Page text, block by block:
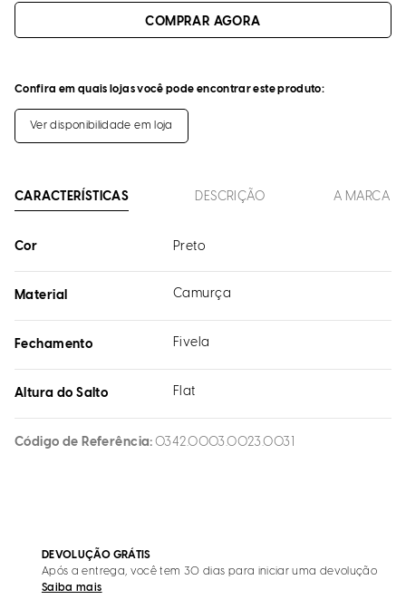
Confira em quais lojas você pode encontrar este produto:
Ver disponibilidade em loja
CARACTERÍSTICAS DESCRIÇÃO A MARCA
Cor Preto
Material Camurça
Fechamento Fivela
Altura do Salto Flat
Código de Referência 0342.0003.0023.0031
DEVOLUÇÃO GRÁTIS
Após a entrega, você tem 30 dias para iniciar uma devolução
Saiba mais